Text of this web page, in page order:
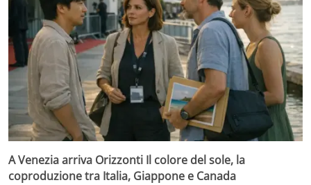
A Venezia arriva Orizzonti Il colore del sole, la
coproduzione tra Italia, Giappone e Canada